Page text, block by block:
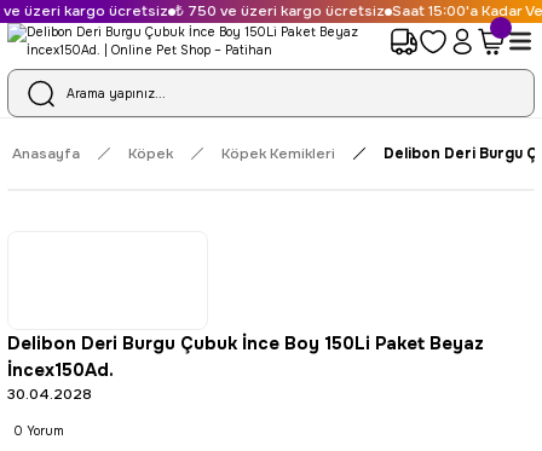
üzeri kargo ücretsiz ₺ 750 ve üzeri kargo ücretsiz Saat 15:00'a Kadar
Anasayfa Köpek Köpek Kemikleri Delibon Deri Burgu
Delibon Deri Burgu Çubuk İnce Boy 150Li Paket Beyaz
İncex150Ad.
30.04.2028
0 Yorum